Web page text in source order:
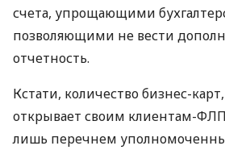
счета, упрощающими
позволяющими не вести
отчетность.
Кстати, количество бизнес-
открывает своим клиентам-
лишь перечнем